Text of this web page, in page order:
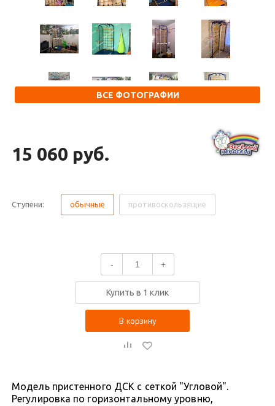
ВСЕ ФОТОГРАФИИ
15 060 руб.
Ступени: обычные противоскользящие
- +
Купить в 1 клик
В корзину
Модель пристенного ДСК с сеткой "Угловой".
Регулировка по горизонтальному уровню,